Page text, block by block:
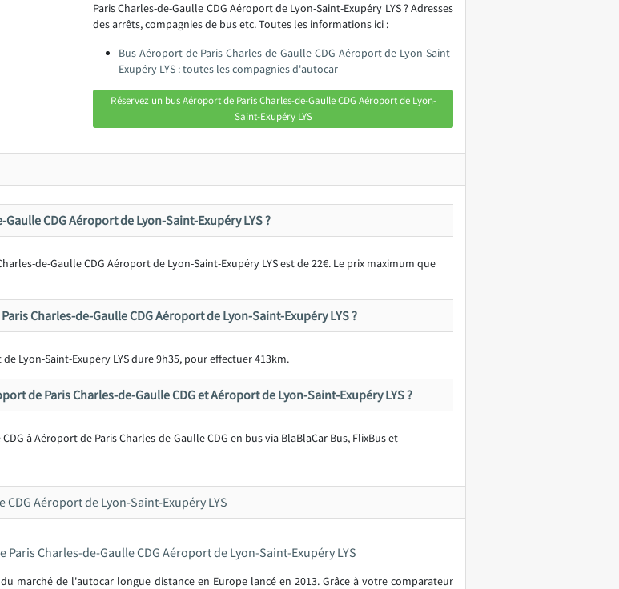
Paris Charles-de-Gaulle CDG Aéroport de Lyon-Saint-Exupéry LYS ? Adresses
des arrêts, compagnies de bus etc. Toutes les informations ici :
Bus Aéroport de Paris Charles-de-Gaulle CDG Aéroport de Lyon-Saint-
Exupéry LYS : toutes les compagnies d'autocar
Réservez un bus Aéroport de Paris Charles-de-Gaulle CDG Aéroport de Lyon-
Saint-Exupéry LYS
CDG Aéroport de Lyon-Saint-Exupéry LYS ?
de-Gaulle CDG Aéroport de Lyon-Saint-Exupéry LYS est de 22€. Le prix maximum que
Charles-de-Gaulle CDG Aéroport de Lyon-Saint-Exupéry LYS ?
Lyon-Saint-Exupéry LYS dure 9h35, pour effectuer 413km.
de Paris Charles-de-Gaulle CDG et Aéroport de Lyon-Saint-Exupéry LYS ?
à Aéroport de Paris Charles-de-Gaulle CDG en bus via BlaBlaCar Bus, FlixBus et
Aéroport de Lyon-Saint-Exupéry LYS
Paris Charles-de-Gaulle CDG Aéroport de Lyon-Saint-Exupéry LYS
marché de l'autocar longue distance en Europe lancé en 2013. Grâce à votre comparateur